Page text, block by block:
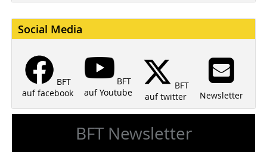
Social Media
BFT
auf facebook
BFT
auf Youtube
BFT
auf twitter
Newsletter
BFT Newsletter